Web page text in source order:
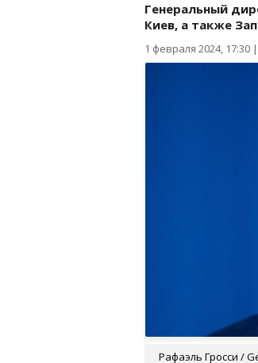
Генеральный
Киев, а также
1 февраля 2024, 17:30 |
Рафаэль Гросси /